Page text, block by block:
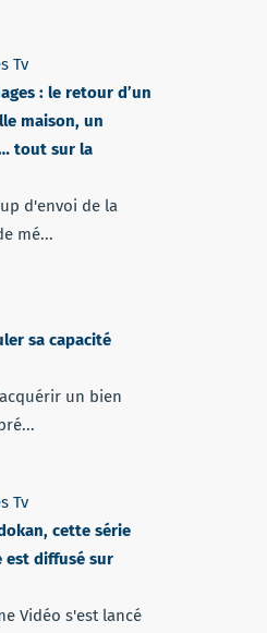
Tv
: le retour d’un
maison, un
tout sur la
d'envoi de la
mé...
sa capacité
un bien
Tv
cette série
est diffusé sur
Vidéo s'est lancé